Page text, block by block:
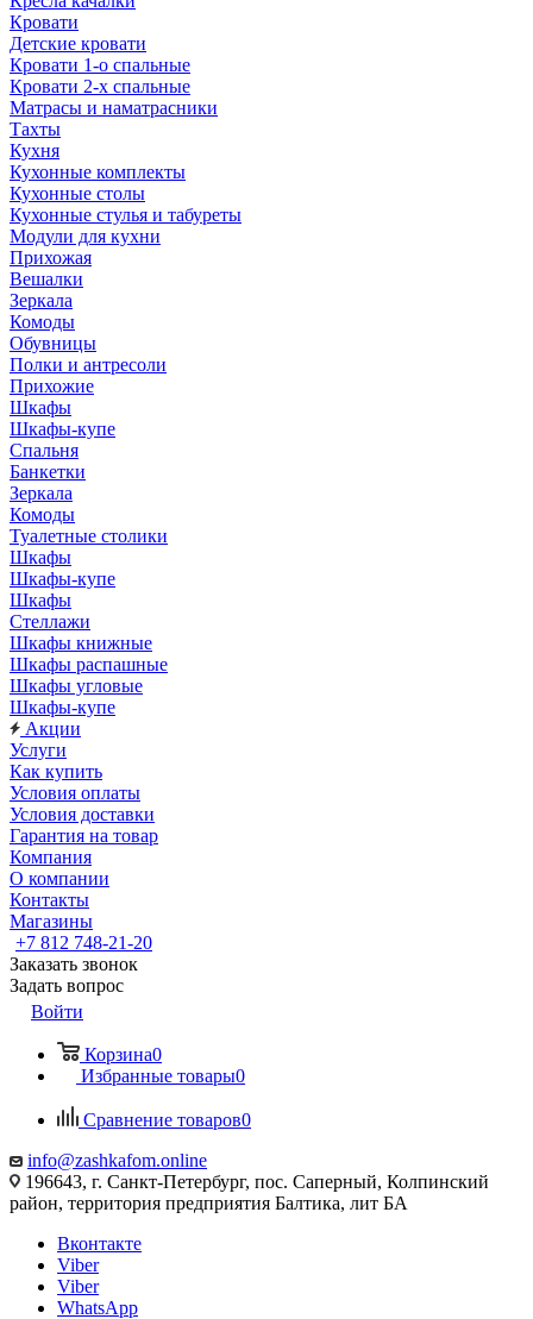
Кровати
Детские кровати
Кровати 1-о спальные
Кровати 2-х спальные
Матрасы и наматрасники
Тахты
Кухня
Кухонные комплекты
Кухонные столы
Кухонные стулья и табуреты
Модули для кухни
Прихожая
Вешалки
Зеркала
Комоды
Обувницы
Полки и антресоли
Прихожие
Шкафы
Шкафы-купе
Спальня
Банкетки
Зеркала
Комоды
Туалетные столики
Шкафы
Шкафы-купе
Шкафы
Стеллажи
Шкафы книжные
Шкафы распашные
Шкафы угловые
Шкафы-купе
Акции
Услуги
Как купить
Условия оплаты
Условия доставки
Гарантия на товар
Компания
О компании
Контакты
Магазины
+7 812 748-21-20
Заказать звонок
Задать вопрос
Войти
Корзина0
Избранные товары0
Сравнение товаров0
info@zashkafom.online
196643, г. Санкт-Петербург, пос. Саперный, Колпинский
район, территория предприятия Балтика, лит БА
Вконтакте
Viber
Viber
WhatsApp